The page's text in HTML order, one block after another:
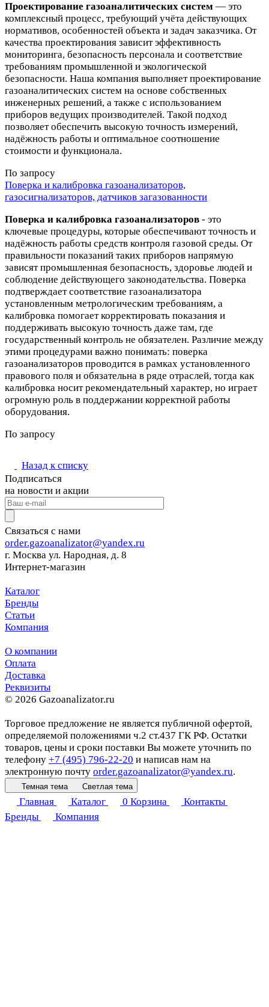
Проектирование газоаналитических систем — это
комплексный процесс, требующий учёта действующих
нормативов, особенностей объекта и задач заказчика. От
качества проектирования зависит эффективность
мониторинга, безопасность персонала и соответствие
требованиям промышленной и экологической
безопасности. Наша компания выполняет проектирование
газоаналитических систем на основе собственных
инженерных решений, а также с использованием
приборов ведущих производителей. Такой подход
позволяет обеспечить высокую точность измерений,
надёжность работы и оптимальное соотношение
стоимости и функционала.
По запросу
Поверка и калибровка газоанализаторов,
газосигнализаторов, датчиков загазованности
Поверка и калибровка газоанализаторов - это
ключевые процедуры, которые обеспечивают точность и
надёжность работы средств контроля газовой среды. От
правильности показаний таких приборов напрямую
зависят промышленная безопасность, здоровье людей и
соблюдение действующего законодательства. Поверка
подтверждает соответствие газоанализатора
установленным метрологическим требованиям, а
калибровка помогает корректировать показания и
поддерживать высокую точность даже там, где
государственный контроль не обязателен. Различие между
этими процедурами важно понимать: поверка
газоанализаторов проводится в рамках установленного
правового поля и обязательна в ряде отраслей, тогда как
калибровка носит рекомендательный характер, но играет
огромную роль в поддержании корректной работы
оборудования.
По запросу
Назад к списку
Подписаться
на новости и акции
Связаться с нами
order.gazoanalizator@yandex.ru
г. Москва ул. Народная, д. 8
Интернет-магазин
Каталог
Бренды
Статьи
Компания
О компании
Оплата
Доставка
Реквизиты
© 2026 Gazoanalizator.ru
Торговое предложение не является публичной офертой,
определяемой положениями ч.2 ст.437 ГК РФ. Остатки
товаров, цены и сроки поставки Вы можете уточнить по
телефону +7 (495) 796-22-20 и написав нам на
электронную почту order.gazoanalizator@yandex.ru.
Темная тема Светлая тема
Главная Каталог 0 Корзина
Контакты
Бренды
Компания